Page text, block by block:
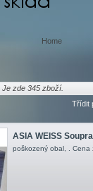
Home
Je zde 345 zboží.
Třídit
ASIA WEISS
poškozený obal, . Cena